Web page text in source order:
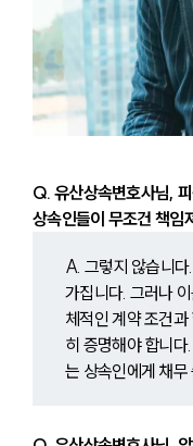
Q. 유산상속변호사님,
상속인들이 무조건 책임
A. 그렇지 않습니
가집니다. 그러나
체적인 계약 조건
히 증명해야 합니
는 상속인에게 채무